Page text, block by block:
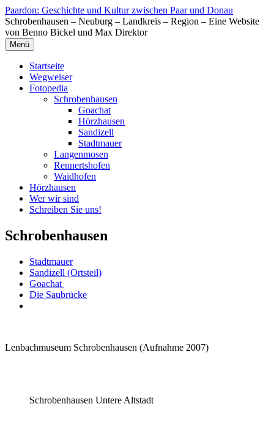
Zum
Inhalt
springen
Paardon: Geschichte und Kultur zwischen Paar und Donau
Schrobenhausen – Neuburg – Landkreis – Region – Eine Website
von Benno Bickel und Max Direktor
Menü
Startseite
Wegweiser
Fotopedia
Schrobenhausen
Goachat
Hörzhausen
Sandizell
Stadtmauer
Langenmosen
Rennertshofen
Waidhofen
Hörzhausen
Wer wir sind
Schreiben Sie uns!
Schrobenhausen
Stadtmauer
Sandizell (Ortsteil)
Goachat
Die Saubrücke
Lenbachmuseum Schrobenhausen (Aufnahme 2007)
Schrobenhausen Untere Altstadt